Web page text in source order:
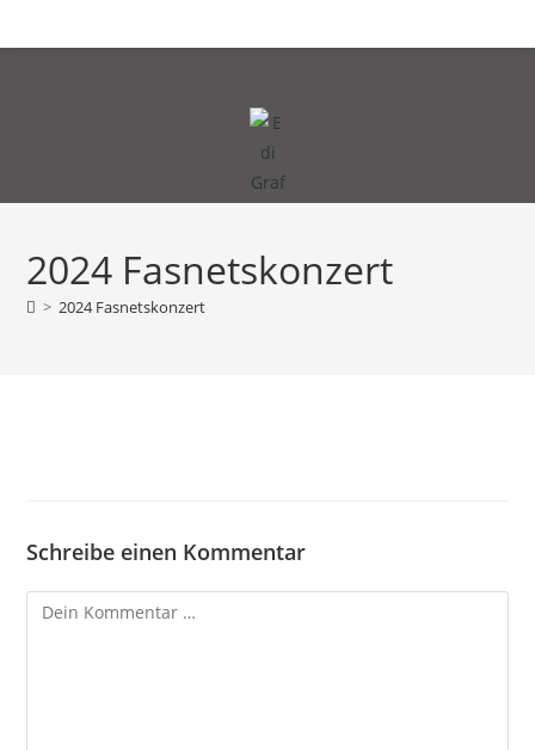
Inhalt
2024 Fasnetskonzert
> 2024 Fasnetskonzert
Schreibe einen Kommentar
Kommentar